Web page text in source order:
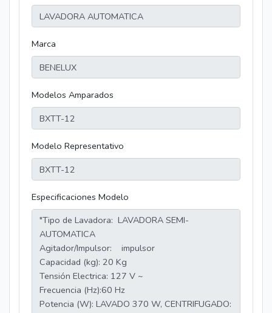
Marca
Modelos Amparados
Modelo Representativo
Especificaciones Modelo